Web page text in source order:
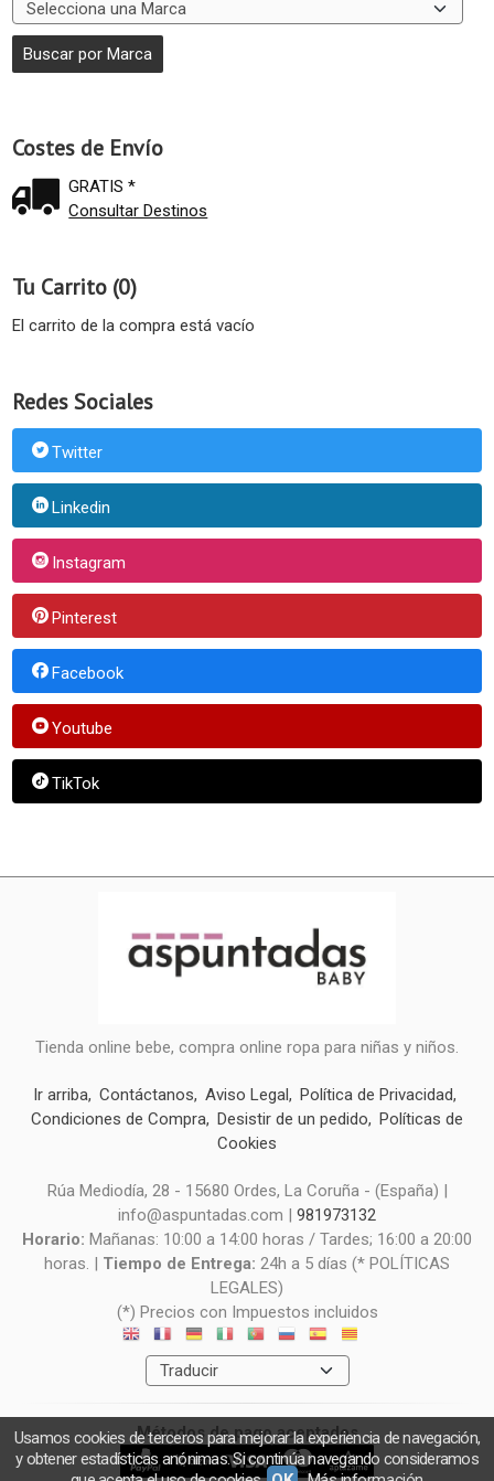
Costes de Envío
GRATIS *
Consultar Destinos
Tu Carrito (0)
El carrito de la compra está vacío
Redes Sociales
Twitter
Linkedin
Instagram
Pinterest
Facebook
Youtube
TikTok
Tienda online bebe, compra online ropa para niñas y niños.
Ir arriba Contáctanos Aviso Legal
Política de Privacidad
Condiciones de Compra Desistir de un pedido
Políticas de
Cookies
Rúa Mediodía, 28 - 15680 Ordes, La Coruña - (España) |
info@aspuntadas.com | 981973132
Horario: Mañanas: 10:00 a 14:00 horas / Tardes; 16:00 a 20:00
horas. | Tiempo de Entrega: 24h a 5 días (* POLÍTICAS
LEGALES)
(*) Precios con Impuestos incluidos
Métodos de pago aceptados
Usamos cookies de terceros para mejorar la experiencia de navegación,
y obtener estadísticas anónimas. Si continúa navegando consideramos